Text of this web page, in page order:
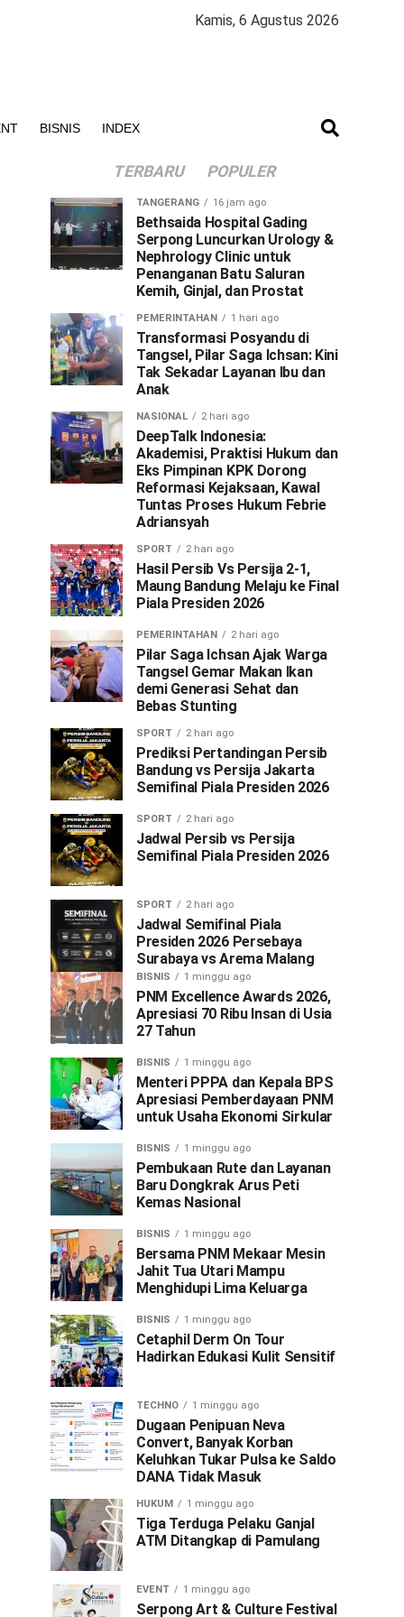
Kamis, 6 Agustus 2026
BISNIS INDEX
TERBARU POPULER
TANGERANG 16 jam ago
Bethsaida Hospital Gading
Serpong Luncurkan Urology &
Nephrology Clinic untuk
Penanganan Batu Saluran
Kemih, Ginjal, dan Prostat
PEMERINTAHAN 1 hari ago
Transformasi Posyandu di
Tangsel, Pilar Saga Ichsan: Kini
Tak Sekadar Layanan Ibu dan
Anak
NASIONAL 2 hari ago
DeepTalk Indonesia:
Akademisi, Praktisi Hukum dan
Eks Pimpinan KPK Dorong
Reformasi Kejaksaan, Kawal
Tuntas Proses Hukum Febrie
Adriansyah
SPORT 2 hari ago
Hasil Persib Vs Persija 2-1,
Maung Bandung Melaju ke Final
Piala Presiden 2026
PEMERINTAHAN 2 hari ago
Pilar Saga Ichsan Ajak Warga
Tangsel Gemar Makan Ikan
demi Generasi Sehat dan
Bebas Stunting
SPORT 2 hari ago
Prediksi Pertandingan Persib
Bandung vs Persija Jakarta
Semifinal Piala Presiden 2026
SPORT 2 hari ago
Jadwal Persib vs Persija
Semifinal Piala Presiden 2026
SPORT 2 hari ago
Jadwal Semifinal Piala
Presiden 2026 Persebaya
Surabaya vs Arema Malang
BISNIS 1 minggu ago
PNM Excellence Awards 2026,
Apresiasi 70 Ribu Insan di Usia
27 Tahun
BISNIS 1 minggu ago
Menteri PPPA dan Kepala BPS
Apresiasi Pemberdayaan PNM
untuk Usaha Ekonomi Sirkular
BISNIS 1 minggu ago
Pembukaan Rute dan Layanan
Baru Dongkrak Arus Peti
Kemas Nasional
BISNIS 1 minggu ago
Bersama PNM Mekaar Mesin
Jahit Tua Utari Mampu
Menghidupi Lima Keluarga
BISNIS 1 minggu ago
Cetaphil Derm On Tour
Hadirkan Edukasi Kulit Sensitif
TECHNO 1 minggu ago
Dugaan Penipuan Neva
Convert, Banyak Korban
Keluhkan Tukar Pulsa ke Saldo
DANA Tidak Masuk
HUKUM 1 minggu ago
Tiga Terduga Pelaku Ganjal
ATM Ditangkap di Pamulang
EVENT 1 minggu ago
Serpong Art & Culture Festival